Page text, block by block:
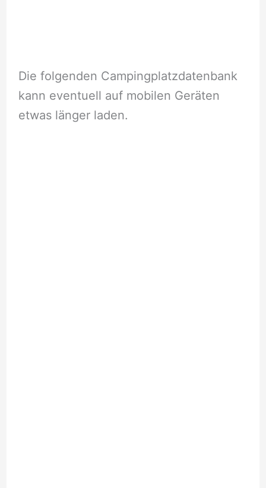
Die folgenden Campingplatzdatenbank
kann eventuell auf mobilen Geräten
etwas länger laden.